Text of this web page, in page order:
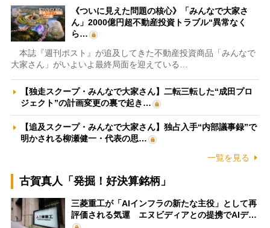
《ついに見えた問題の核心》「みんなで大家さ
ん」2000億円超不動産投資トラブル“異常なく
ら…
本誌『週刊ポスト』が追及してきた不動産投資商品「みんなで
大家さん」がいよいよ最終局面を迎えている…
【独走スクープ・みんなで大家さん】二転三転した“成田プロ
ジェクト”の計画変更の裏で起き…
【追及スクープ・みんなで大家さん】独占入手“内部議事録”で
明かされる柳瀬健一・代表の思…
一覧を見る
古賀真人「発掘！好決算銘柄」
三菱重工が「AIインフラの新たな主役」として再
評価される気運 エヌビディアとの提携でAIデ…